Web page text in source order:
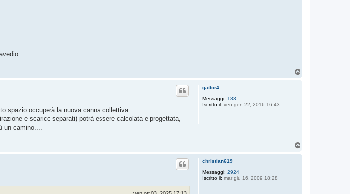
gattor4
Messaggi: 183
Iscritto il: ven gen 22, 2016 16:43
spazio occuperà la nuova canna collettiva.
e scarico separati) potrà essere calcolata e progettata,
un camino....
christian619
Messaggi: 2924
Iscritto il: mar giu 16, 2009 18:28